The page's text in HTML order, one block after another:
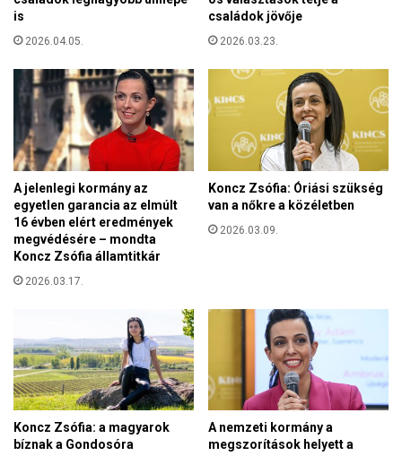
t
m
a
d
a
l
a
t
f
o
g
a
r
t
a
n
k
o
g
y
i
k
e
g
n
y
o
b
b
o
l
is
2026.04.05.
családok jövője
2026.03.23.
A jelenlegi kormány az
egyetlen garancia az elmúlt
16 évben elért eredmények
megvédésére – mondta
Koncz Zsófia államtitkár
2026.03.17.
Koncz Zsófia: Óriási szükség
van a nőkre a közéletben
2026.03.09.
Koncz Zsófia: a magyarok
bíznak a Gondosóra
A nemzeti kormány a
megszorítások helyett a